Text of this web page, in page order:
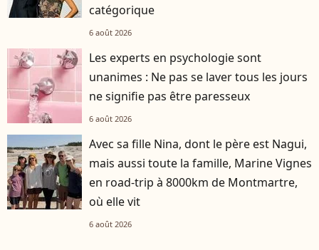
catégorique
6 août 2026
Les experts en psychologie sont
unanimes : Ne pas se laver tous les jours
ne signifie pas être paresseux
6 août 2026
Avec sa fille Nina, dont le père est Nagui,
mais aussi toute la famille, Marine Vignes
en road-trip à 8000km de Montmartre,
où elle vit
6 août 2026